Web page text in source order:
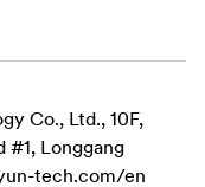
med det
av
på din arm,
Co., Ltd., 10F,
#1, Longgang
tech.com/en